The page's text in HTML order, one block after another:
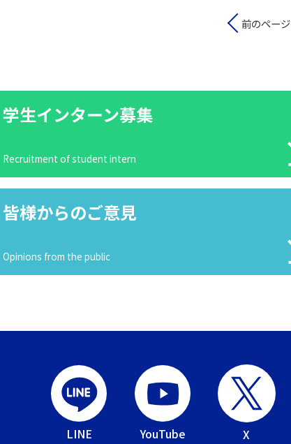
前のページ
学生インターン募集
Recruitment of student intern
皆様からのご意見
Opinions from the public
LINE YouTube X